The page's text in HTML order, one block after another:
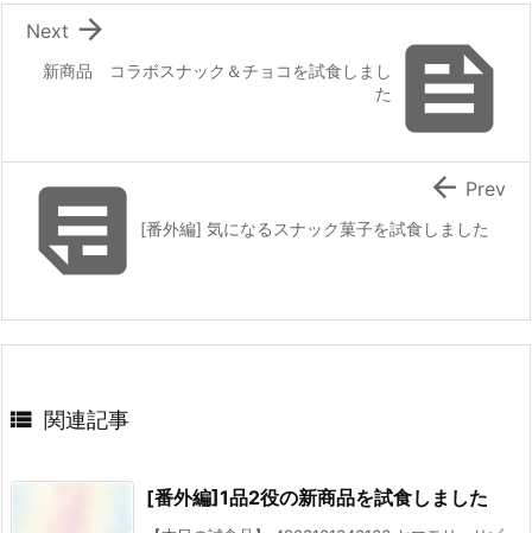

新商品 コラボスナック＆チョコを試食しまし
た

Next
[番外編] 気になるスナック菓子を試食しました
 Prev
 関連記事
[番外編]1品2役の新商品を試食しました